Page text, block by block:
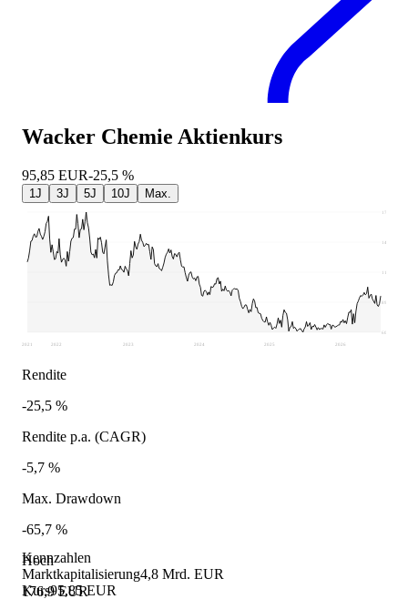
Kennzahlen
Marktkapitalisierung4,8 Mrd. EUR
Kurs95,85 EUR
Wacker Chemie Aktienkurs
95,85 EUR-25,5 %
1J 3J 5J 10J Max.
60,76
89,79
118,83
147,86
176,9
2021 2022 2023 2024 2025 2026
Rendite
-25,5 %
Rendite p.a. (CAGR)
-5,7 %
Max. Drawdown
-65,7 %
Hoch
176,9 EUR